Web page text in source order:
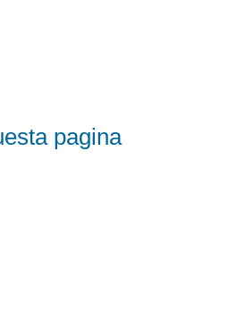
pagina